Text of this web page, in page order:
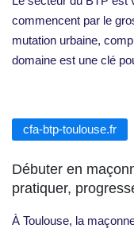
commencent par le
mutation urbaine,
domaine est une clé
cfa-btp-toulouse.fr
Débuter en
pratiquer,
À Toulouse, la